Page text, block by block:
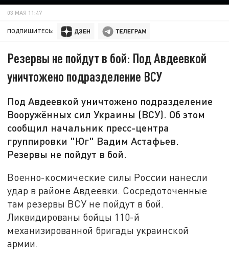
03 МАЯ 11:47
ПОДПИШИТЕСЬ:
Резервы не пойдут в бой: Под Авдеевкой
уничтожено подразделение ВСУ
Под Авдеевкой уничтожено подразделение
Вооружённых сил Украины (ВСУ). Об этом
сообщил начальник пресс-центра
группировки "Юг" Вадим Астафьев.
Резервы не пойдут в бой.
Военно-космические силы России нанесли
удар в районе Авдеевки. Сосредоточенные
там резервы ВСУ не пойдут в бой.
Ликвидированы бойцы 110-й
механизированной бригады украинской
армии.